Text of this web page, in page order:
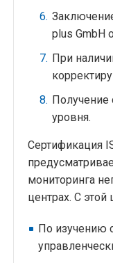
plus GmbH
При
Получение
уровня.
Сертификация
мониторинга
центрах. С
По изучению